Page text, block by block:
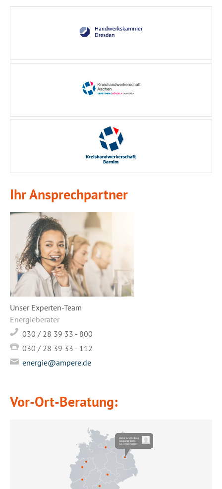
Ihr Ansprechpartner
Unser Experten-Team
Energieberater
030 / 28 39 33 - 800
030 / 28 39 33 - 112
energie@ampere.de
Vor-Ort-Beratung: